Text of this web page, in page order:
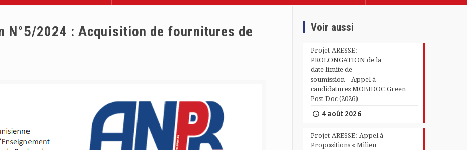
N°5/2024 : Acquisition de fournitures de
Voir aussi
Projet ARESSE:
PROLONGATION de la
date limite de
soumission – Appel à
candidatures MOBIDOC Green
Post-Doc (2026)
4 août 2026
Projet ARESSE: Appel à
Propositions « Milieu